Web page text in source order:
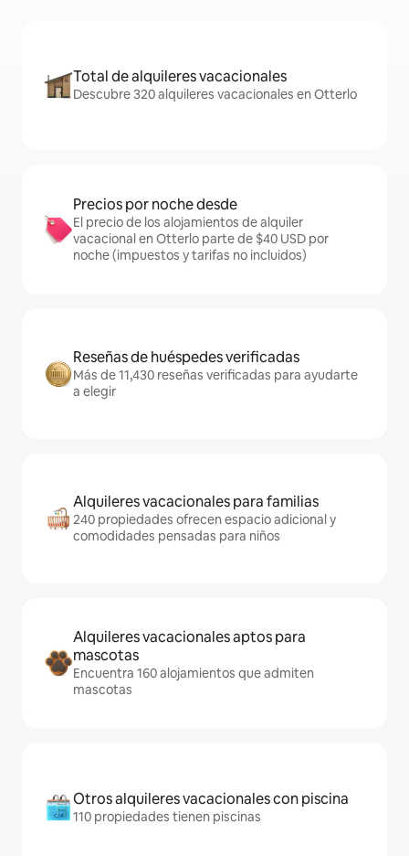
Total de alquileres vacacionales
Descubre 320 alquileres vacacionales en Otterlo
Precios por noche desde
El precio de los alojamientos de alquiler
vacacional en Otterlo parte de $40 USD por
noche (impuestos y tarifas no incluidos)
Reseñas de huéspedes verificadas
Más de 11,430 reseñas verificadas para ayudarte
a elegir
Alquileres vacacionales para familias
240 propiedades ofrecen espacio adicional y
comodidades pensadas para niños
Alquileres vacacionales aptos para
mascotas
Encuentra 160 alojamientos que admiten
mascotas
Otros alquileres vacacionales con piscina
110 propiedades tienen piscinas